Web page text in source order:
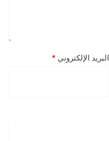
البريد الإلكتروني *